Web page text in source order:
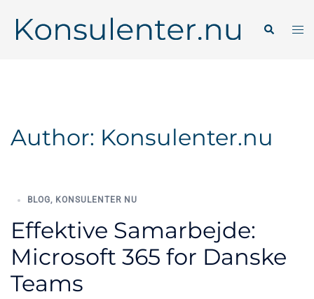
Author: Konsulenter.nu
BLOG, KONSULENTER NU
Effektive Samarbejde:
Microsoft 365 for Danske
Teams